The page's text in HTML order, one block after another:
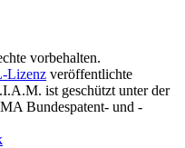
vorbehalten.
Lizenz veröffentlichte
ist geschützt unter der
Bundespatent- und -